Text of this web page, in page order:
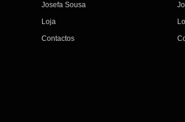
Josefa Sousa
Loja
Contactos